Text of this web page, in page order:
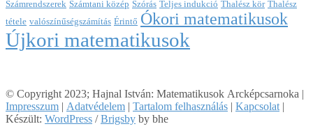
Számrendszerek Számtani közép Szórás Teljes indukció Thalész kör Thalész
tétele valószínűségszámítás Érintő Ókori matematikusok
Újkori matematikusok
© Copyright 2023; Hajnal István: Matematikusok Arcképcsarnoka |
Impresszum | Adatvédelem | Tartalom felhasználás | Kapcsolat |
Készült: WordPress /Brigsby by bhe